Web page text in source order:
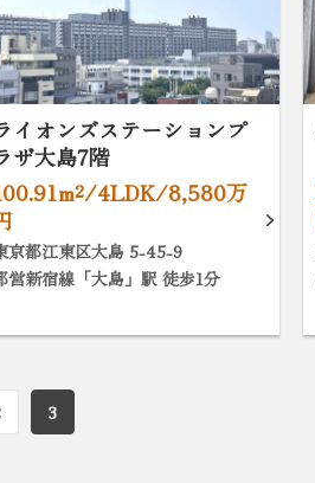
イオンズステーションプ
ザ大島7階
4LDK/8,580万
京都江東区大島 5-45-9
営新宿線「大島」駅 徒歩1分
3